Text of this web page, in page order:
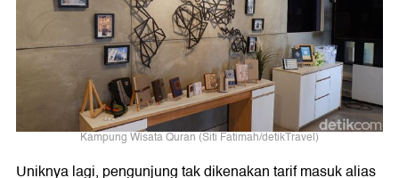
Kampung Wisata Quran (Siti Fatimah/detikTravel)
Uniknya lagi, pengunjung tak dikenakan tarif masuk alias